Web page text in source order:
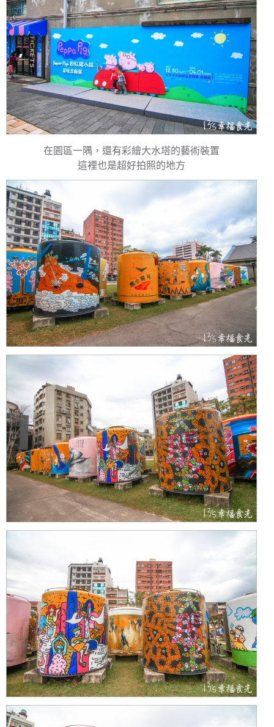
在園區一隅，還有彩繪大水塔的藝術裝置
這裡也是超好拍照的地方